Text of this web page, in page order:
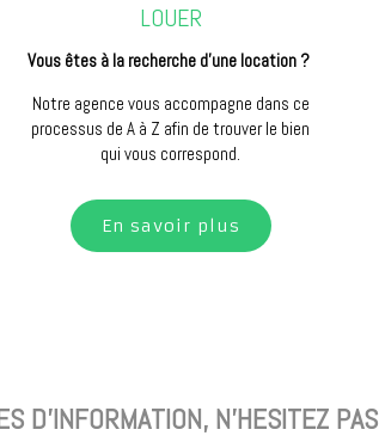
LOUER
Vous êtes à la recherche d’une location ?
Notre agence vous accompagne dans ce
processus de A à Z afin de trouver le bien
qui vous correspond.
En savoir plus
D'INFORMATION, N'HESITEZ